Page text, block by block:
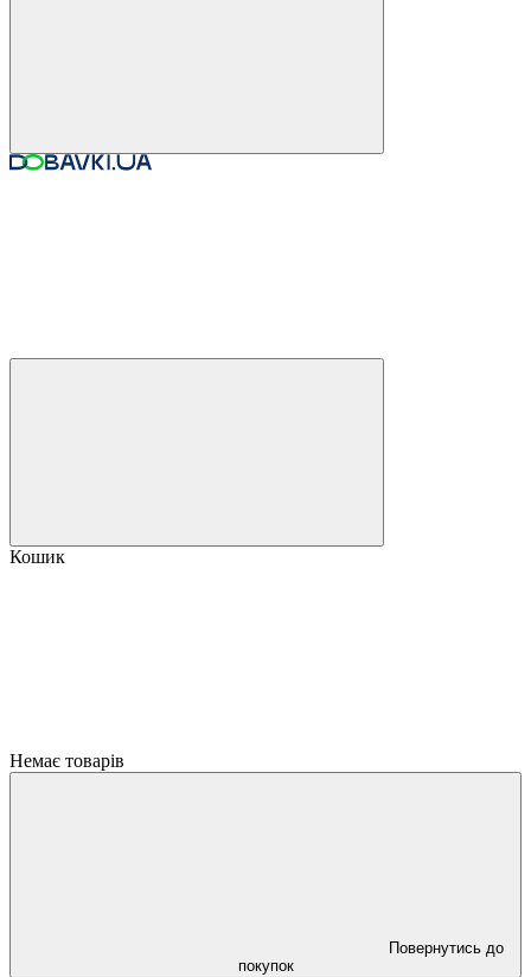
Кошик
Немає товарів
Повернутись до
покупок